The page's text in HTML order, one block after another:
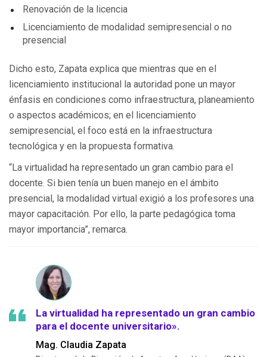
Renovación de la licencia
Licenciamiento de modalidad semipresencial o no
presencial
Dicho esto, Zapata explica que mientras que en el
licenciamiento institucional la autoridad pone un mayor
énfasis en condiciones como infraestructura, planeamiento
o aspectos académicos; en el licenciamiento
semipresencial, el foco está en la infraestructura
tecnológica y en la propuesta formativa.
“La virtualidad ha representado un gran cambio para el
docente. Si bien tenía un buen manejo en el ámbito
presencial, la modalidad virtual exigió a los profesores una
mayor capacitación. Por ello, la parte pedagógica toma
mayor importancia”, remarca.
La virtualidad ha representado un gran cambio
para el docente universitario».
Mag. Claudia Zapata